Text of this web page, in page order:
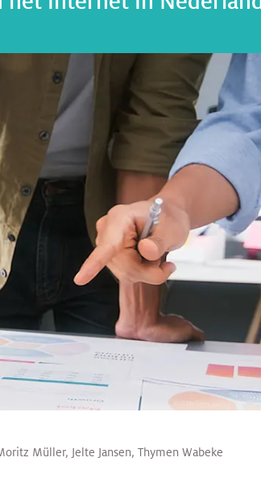
Müller, Jelte Jansen, Thymen Wabeke